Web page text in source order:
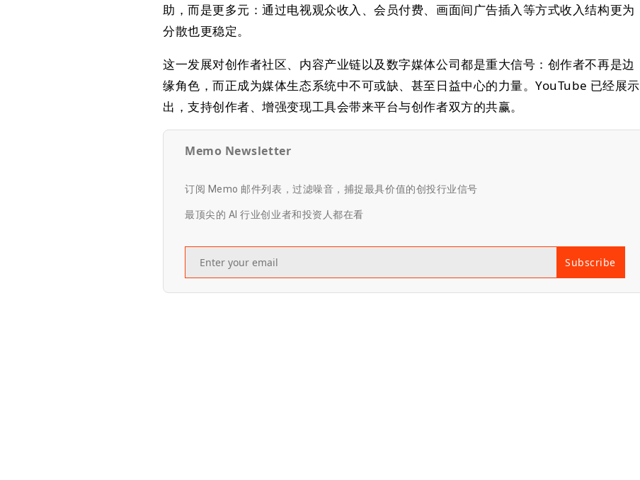
助，而是更多元：通过电视观众收入、会员付费、画面间广告插入等方式收入结构更为
分散也更稳定。
这一发展对创作者社区、内容产业链以及数字媒体公司都是重大信号：创作者不再是边
缘角色，而正成为媒体生态系统中不可或缺、甚至日益中心的力量。YouTube 已经展示
出，支持创作者、增强变现工具会带来平台与创作者双方的共赢。
Memo Newsletter
订阅 Memo 邮件列表，过滤噪音，捕捉最具价值的创投行业信号
最顶尖的 AI 行业创业者和投资人都在看
Subscribe